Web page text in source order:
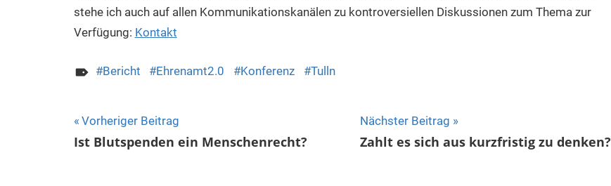
stehe ich auch auf allen Kommunikationskanälen zu kontroversiellen Diskussionen zum Thema zur
Verfügung: Kontakt
Bericht Ehrenamt2.0 Konferenz Tulln
Beitrags-
Navigation
Vorheriger Beitrag
Ist Blutspenden ein Menschenrecht?
Nächster Beitrag
Zahlt es sich aus kurzfristig zu denken?